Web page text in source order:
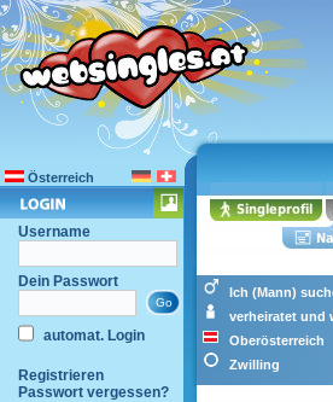
Österreich
Username
Dein Passwort
automat. Login
Registrieren
Passwort vergessen?
Ich (Mann)
verheiratet und
Oberösterreich
Zwilling